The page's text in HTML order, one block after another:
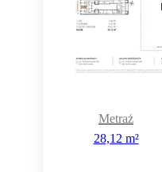
Metraż
28,12 m²